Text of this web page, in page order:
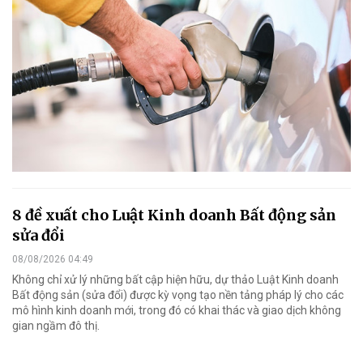
8 đề xuất cho Luật Kinh doanh Bất động sản
sửa đổi
08/08/2026 04:49
Không chỉ xử lý những bất cập hiện hữu, dự thảo Luật Kinh doanh
Bất động sản (sửa đổi) được kỳ vọng tạo nền tảng pháp lý cho các
mô hình kinh doanh mới, trong đó có khai thác và giao dịch không
gian ngầm đô thị.